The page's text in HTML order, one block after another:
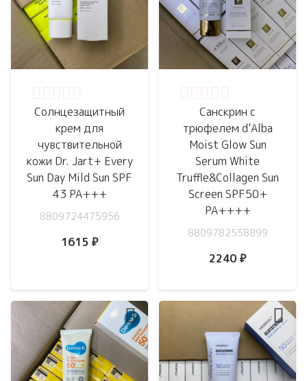
Солнцезащитный
крем для
чувствительной
кожи Dr. Jart+ Every
Sun Day Mild Sun SPF
43 PA+++
8809724475956
1615 ₽
Санскрин с
трюфелем d’Alba
Moist Glow Sun
Serum White
Truffle&Collagen Sun
Screen SPF50+
PA++++
8809782558899
2240 ₽